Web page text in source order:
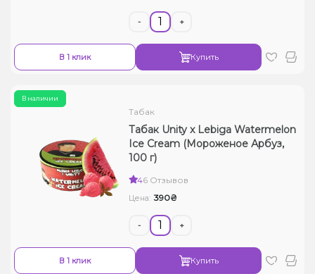
Уценка
- +
В 1 клик Купить
В наличии
Табак
Табак Unity x Lebiga Watermelon
Ice Cream (Мороженое Арбуз,
100 г)
46 Отзывов
Цена: 390₴
- +
В 1 клик Купить